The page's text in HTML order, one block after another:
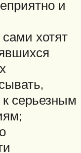
и
хотят
серьезным